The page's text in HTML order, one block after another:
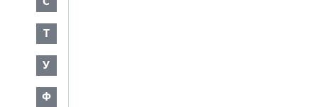
Т
У
Ф